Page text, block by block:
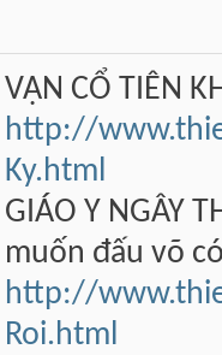
VẠN CỔ TIÊN
http://
Ky.html
GIÁO Y NGÂY
muốn đấu võ
http://
Roi.html